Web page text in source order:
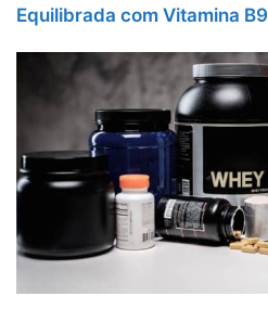
Equilibrada com Vitamina B9